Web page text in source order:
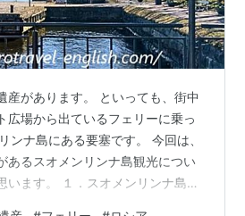
産があります。 といっても、街中
広場から出ているフェリーに乗っ
ンナ島にある要塞です。 今回は、
あるスオメンリンナ島観光につい
います。 １．スオメンリンナ島へ